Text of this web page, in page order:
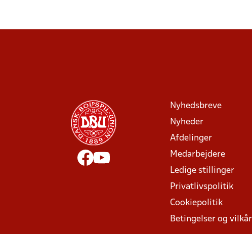
Nyhedsbreve
Nyheder
Afdelinger
Medarbejdere
Ledige stillinger
Privatlivspolitik
Cookiepolitik
Betingelser og vilkår